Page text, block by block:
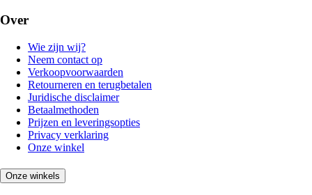
Over
Wie zijn wij?
Neem contact op
Verkoopvoorwaarden
Retourneren en terugbetalen
Juridische disclaimer
Betaalmethoden
Prijzen en leveringsopties
Privacy verklaring
Onze winkel
Onze winkels